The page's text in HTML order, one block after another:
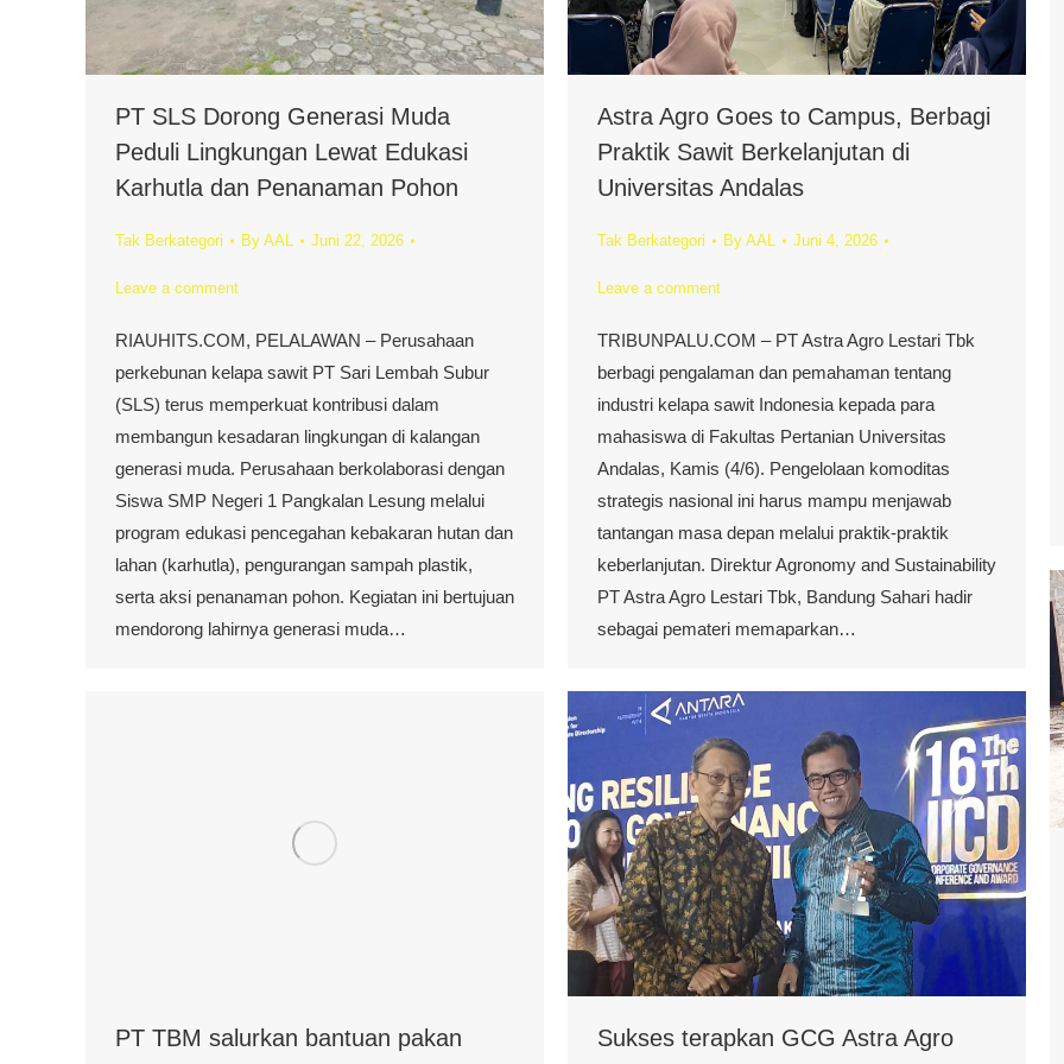
PT SLS Dorong Generasi Muda
Peduli Lingkungan Lewat Edukasi
Karhutla dan Penanaman Pohon
Tak Berkategori By AAL Juni 22, 2026
Leave a comment
RIAUHITS.COM, PELALAWAN – Perusahaan
perkebunan kelapa sawit PT Sari Lembah Subur
(SLS) terus memperkuat kontribusi dalam
membangun kesadaran lingkungan di kalangan
generasi muda. Perusahaan berkolaborasi dengan
Siswa SMP Negeri 1 Pangkalan Lesung melalui
program edukasi pencegahan kebakaran hutan dan
lahan (karhutla), pengurangan sampah plastik,
serta aksi penanaman pohon. Kegiatan ini bertujuan
mendorong lahirnya generasi muda…
Astra Agro Goes to Campus, Berbagi
Praktik Sawit Berkelanjutan di
Universitas Andalas
Tak Berkategori By AAL Juni 4, 2026
Leave a comment
TRIBUNPALU.COM – PT Astra Agro Lestari Tbk
berbagi pengalaman dan pemahaman tentang
industri kelapa sawit Indonesia kepada para
mahasiswa di Fakultas Pertanian Universitas
Andalas, Kamis (4/6). Pengelolaan komoditas
strategis nasional ini harus mampu menjawab
tantangan masa depan melalui praktik-praktik
keberlanjutan. Direktur Agronomy and Sustainability
PT Astra Agro Lestari Tbk, Bandung Sahari hadir
sebagai pemateri memaparkan…
PT TBM salurkan bantuan pakan
Sukses terapkan GCG Astra Agro